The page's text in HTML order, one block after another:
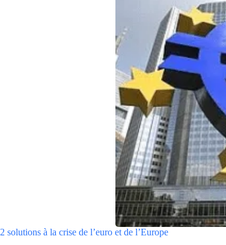
2 solutions à la crise de l’euro et de l’Europe